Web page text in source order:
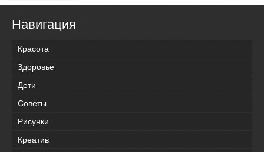
Навигация
Красота
Здоровье
Дети
Советы
Рисунки
Креатив